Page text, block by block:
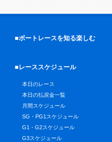
■ボートレースを知る楽しむ
■レーススケジュール
本日のレース
本日の払戻金一覧
月間スケジュール
SG・PG1スケジュール
G1・G2スケジュール
G3スケジュール